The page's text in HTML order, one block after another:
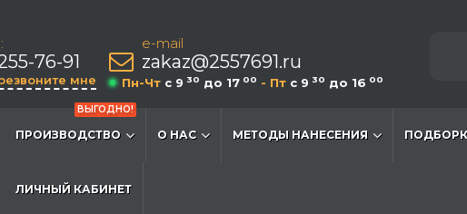
76-91
мне
e-mail
zakaz@2557691.ru
Пн-Чт c 9 30 до 17 00 - Пт c 9 30 до 16 00
ВЫГОДНО!
ПРОИЗВОДСТВО О НАС МЕТОДЫ НАНЕСЕНИЯ
ЛИЧНЫЙ КАБИНЕТ